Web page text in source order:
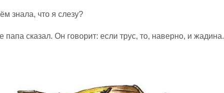
знала, что я слезу?
папа сказал. Он говорит: если трус, то, наверно, и жадина.